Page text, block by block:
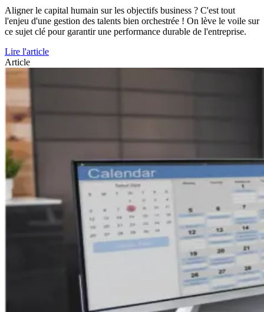
Aligner le capital humain sur les objectifs business ? C'est tout
l'enjeu d'une gestion des talents bien orchestrée ! On lève le voile sur
ce sujet clé pour garantir une performance durable de l'entreprise.
Lire l'article
Article